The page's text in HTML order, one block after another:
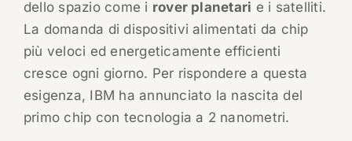
dello spazio come i rover planetari e i satelliti.
La domanda di dispositivi alimentati da chip
più veloci ed energeticamente efficienti
cresce ogni giorno. Per rispondere a questa
esigenza, IBM ha annunciato la nascita del
primo chip con tecnologia a 2 nanometri.